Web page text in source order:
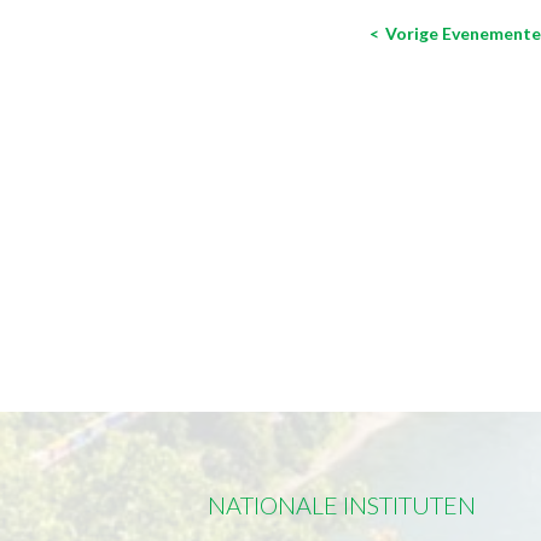
Vorige
NATIONALE INSTITUTEN